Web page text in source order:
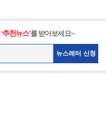
‘추천뉴스’를 받아보세요~
뉴스레터 신청